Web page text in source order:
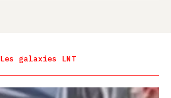
Les galaxies LNT